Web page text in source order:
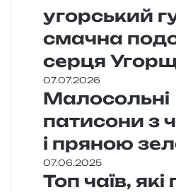
угорський
смачна
серця
07.07.2026
Малосольні
патисони з
і пряною
07.06.2025
Топ чаїв, які